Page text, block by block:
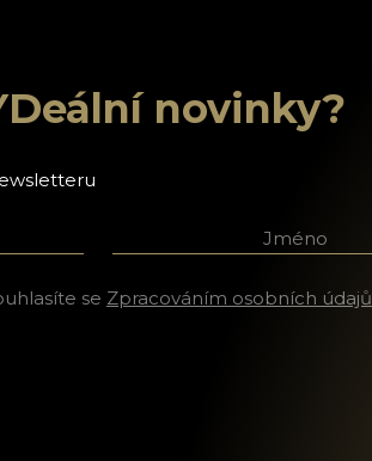
novinky?
Jméno a příjmení
se Zpracováním osobních údajů